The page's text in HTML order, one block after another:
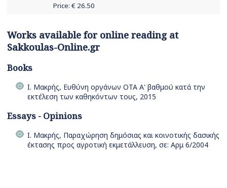
Price: € 26.50
Works available for online reading at
Sakkoulas-Online.gr
Books
Ι. Μακρής, Ευθύνη οργάνων ΟΤΑ Α' βαθμού κατά την
εκτέλεση των καθηκόντων τους, 2015
Essays - Opinions
Ι. Μακρής, Παραχώρηση δημόσιας και κοινοτικής δασικής
έκτασης προς αγροτική εκμετάλλευση, σε: Αρμ 6/2004